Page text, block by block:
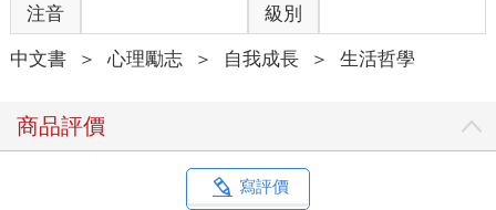
注音 級別
中文書 ＞ 心理勵志 ＞ 自我成長 ＞ 生活哲學
商品評價
寫評價